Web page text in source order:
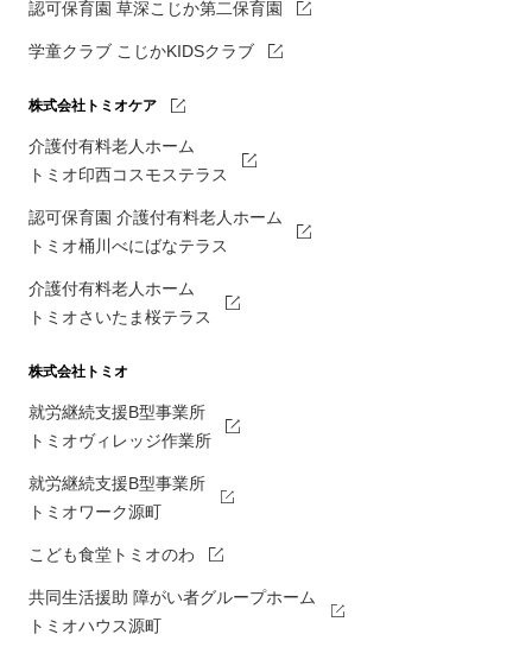
認可保育園 草深こじか第二保育園
学童クラブ こじかKIDSクラブ
株式会社トミオケア
介護付有料老人ホーム
トミオ印西コスモステラス
認可保育園 介護付有料老人ホーム
トミオ桶川べにばなテラス
介護付有料老人ホーム
トミオさいたま桜テラス
株式会社トミオ
就労継続支援B型事業所
トミオヴィレッジ作業所
就労継続支援B型事業所
トミオワーク源町
こども食堂トミオのわ
共同生活援助 障がい者グループホーム
トミオハウス源町